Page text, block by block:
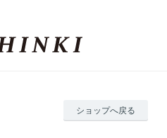
ショップへ戻る